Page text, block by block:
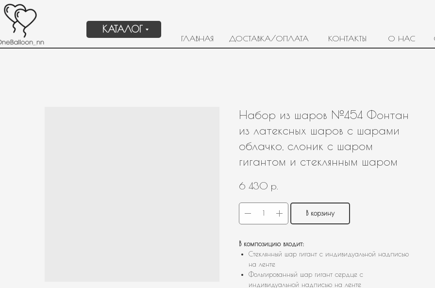
ДОСТАВКА/ОПЛАТА
ГЛАВНАЯ КОНТАКТЫ О НАС
КАТАЛОГ
Набор из шаров №454 Фонтан
из латексных шаров с шарами
облачко, слоник с шаром
гигантом и стеклянным шаром
6 430 р.
В корзину
В композицию входит:
Стеклянный шар гигант с индивидуальной надписью
на ленте
Фольгированный шар гигант сердце с
индивидуальной надписью на ленте